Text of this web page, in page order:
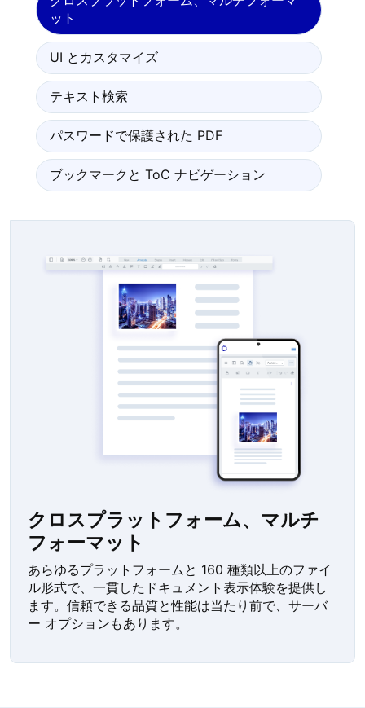
ット
UI とカスタマイズ
テキスト検索
パスワードで保護された PDF
ブックマークと ToC ナビゲーション
クロスプラットフォーム、マルチ
フォーマット
あらゆるプラットフォームと 160 種類以上のファイ
ル形式で、一貫したドキュメント表示体験を提供し
ます。信頼できる品質と性能は当たり前で、サーバ
ー オプションもあります。